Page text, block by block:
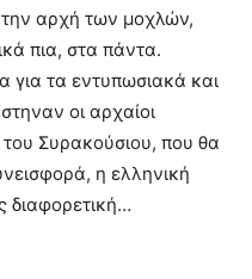
αρχή των μοχλών,
πια, στα πάντα.
για τα εντυπωσιακά και
οι αρχαίοι
Συρακούσιου, που θα
η ελληνική
διαφορετική…